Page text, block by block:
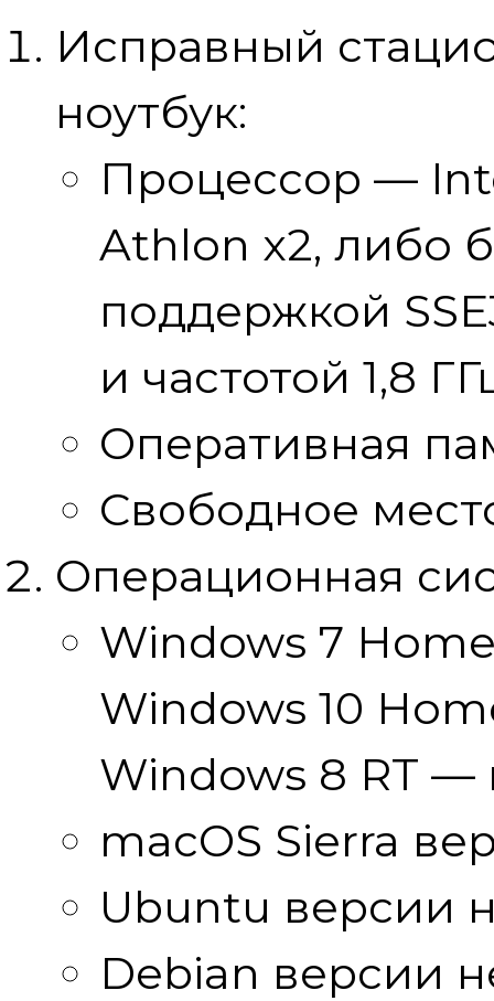
Исправный
ноутбук:
Процессор —
Athlon x2, либо
поддержкой
и частотой 1,8
Оперативная
Свободное
Операционная
Windows 7
Windows 10
Windows 8 RT —
macOS Sierra
Ubuntu версии
Debian версии